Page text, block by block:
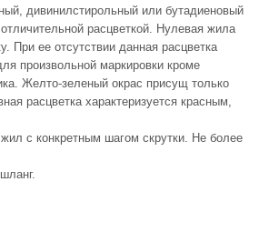
дивинилстирольный или бутадиеновый
расцветкой. Нулевая жила
При ее отсутствии данная расцветка
произвольной маркировки кроме
Желто-зеленый окрас присущ только
расцветка характеризуется красным,
с конкретным шагом скрутки. Не более